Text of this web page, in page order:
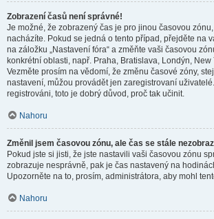
Zobrazení časů není správné!
Je možné, že zobrazený čas je pro jinou časovou
nacházíte. Pokud se jedná o tento případ, přejděte na
na záložku „Nastavení fóra“ a změňte vaši časovou
konkrétní oblasti, např. Praha, Bratislava, Londýn, New
Vezměte prosím na vědomí, že změnu časové zóny,
nastavení, můžou provádět jen zaregistrovaní
registrováni, toto je dobrý důvod, proč tak učinit.
Nahoru
Změnil jsem časovou zónu, ale čas se stále
Pokud jste si jisti, že jste nastavili vaši časovou zónu
zobrazuje nesprávně, pak je čas nastavený na
Upozorněte na to, prosím, administrátora, aby mohl
Nahoru